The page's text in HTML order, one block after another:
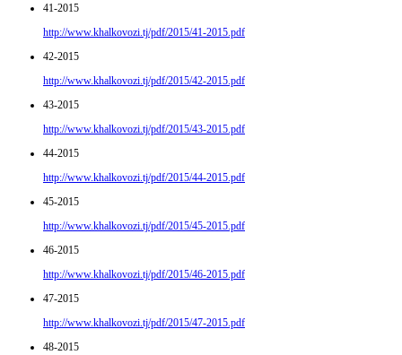
41-2015
http://www.khalkovozi.tj/pdf/2015/41-2015.pdf
42-2015
http://www.khalkovozi.tj/pdf/2015/42-2015.pdf
43-2015
http://www.khalkovozi.tj/pdf/2015/43-2015.pdf
44-2015
http://www.khalkovozi.tj/pdf/2015/44-2015.pdf
45-2015
http://www.khalkovozi.tj/pdf/2015/45-2015.pdf
46-2015
http://www.khalkovozi.tj/pdf/2015/46-2015.pdf
47-2015
http://www.khalkovozi.tj/pdf/2015/47-2015.pdf
48-2015